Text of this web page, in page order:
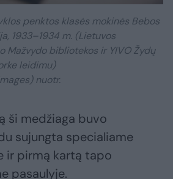
penktos klasės mokinės Bebos
1933–1934 m. (Lietuvos
Mažvydo bibliotekos ir YIVO Žydų
leidimu)
nuotr.
ši medžiaga buvo
sujungta specialiame
ir pirmą kartą tapo
pasaulyje.